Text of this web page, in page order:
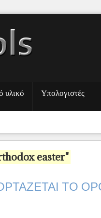
υλικό Υπολογιστές
easter"
ΤΟ